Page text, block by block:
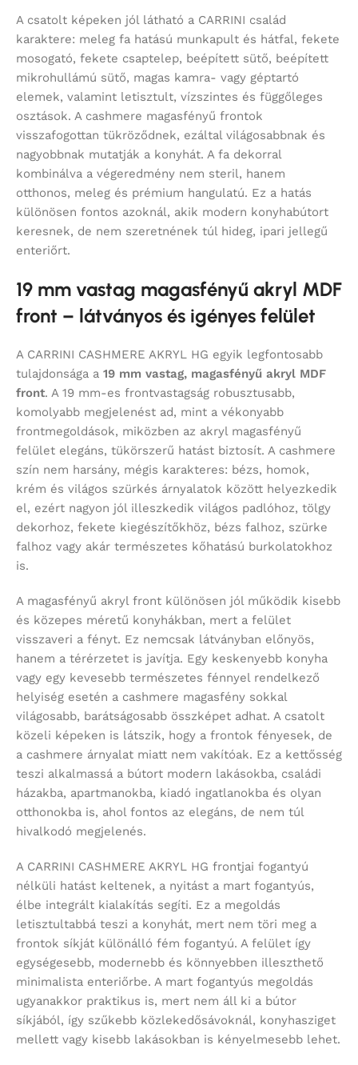
A csatolt képeken jól látható a CARRINI család
karaktere: meleg fa hatású munkapult és hátfal, fekete
mosogató, fekete csaptelep, beépített sütő, beépített
mikrohullámú sütő, magas kamra- vagy géptartó
elemek, valamint letisztult, vízszintes és függőleges
osztások. A cashmere magasfényű frontok
visszafogottan tükröződnek, ezáltal világosabbnak és
nagyobbnak mutatják a konyhát. A fa dekorral
kombinálva a végeredmény nem steril, hanem
otthonos, meleg és prémium hangulatú. Ez a hatás
különösen fontos azoknál, akik modern konyhabútort
keresnek, de nem szeretnének túl hideg, ipari jellegű
enteriőrt.
19 mm vastag magasfényű akryl MDF
front – látványos és igényes felület
A CARRINI CASHMERE AKRYL HG egyik legfontosabb
tulajdonsága a 19 mm vastag, magasfényű akryl MDF
front. A 19 mm-es frontvastagság robusztusabb,
komolyabb megjelenést ad, mint a vékonyabb
frontmegoldások, miközben az akryl magasfényű
felület elegáns, tükörszerű hatást biztosít. A cashmere
szín nem harsány, mégis karakteres: bézs, homok,
krém és világos szürkés árnyalatok között helyezkedik
el, ezért nagyon jól illeszkedik világos padlóhoz, tölgy
dekorhoz, fekete kiegészítőkhöz, bézs falhoz, szürke
falhoz vagy akár természetes kőhatású burkolatokhoz
is.
A magasfényű akryl front különösen jól működik kisebb
és közepes méretű konyhákban, mert a felület
visszaveri a fényt. Ez nemcsak látványban előnyös,
hanem a térérzetet is javítja. Egy keskenyebb konyha
vagy egy kevesebb természetes fénnyel rendelkező
helyiség esetén a cashmere magasfény sokkal
világosabb, barátságosabb összképet adhat. A csatolt
közeli képeken is látszik, hogy a frontok fényesek, de
a cashmere árnyalat miatt nem vakítóak. Ez a kettősség
teszi alkalmassá a bútort modern lakásokba, családi
házakba, apartmanokba, kiadó ingatlanokba és olyan
otthonokba is, ahol fontos az elegáns, de nem túl
hivalkodó megjelenés.
A CARRINI CASHMERE AKRYL HG frontjai fogantyú
nélküli hatást keltenek, a nyitást a mart fogantyús,
élbe integrált kialakítás segíti. Ez a megoldás
letisztultabbá teszi a konyhát, mert nem töri meg a
frontok síkját különálló fém fogantyú. A felület így
egységesebb, modernebb és könnyebben illeszthető
minimalista enteriőrbe. A mart fogantyús megoldás
ugyanakkor praktikus is, mert nem áll ki a bútor
síkjából, így szűkebb közlekedősávoknál, konyhasziget
mellett vagy kisebb lakásokban is kényelmesebb lehet.